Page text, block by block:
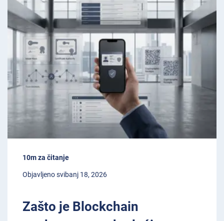
10m za čitanje
Objavljeno svibanj 18, 2026
Zašto je Blockchain